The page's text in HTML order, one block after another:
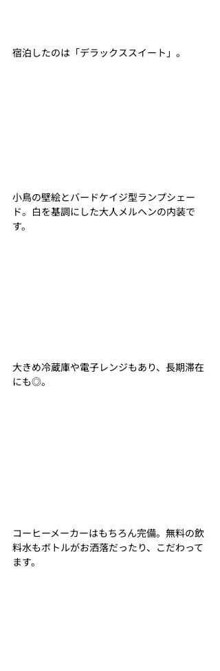
宿泊したのは「デラックススイート」。
小鳥の壁絵とバードケイジ型ランプシェー
ド。白を基調にした大人メルヘンの内装で
す。
大きめ冷蔵庫や電子レンジもあり、長期滞在
にも◎。
コーヒーメーカーはもちろん完備。無料の飲
料水もボトルがお洒落だったり、こだわって
ます。